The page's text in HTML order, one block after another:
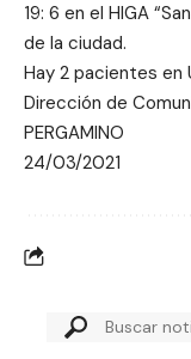
19: 6 en el HIGA
de la ciudad.
Hay 2 pacientes en
Dirección de
PERGAMINO
24/03/2021